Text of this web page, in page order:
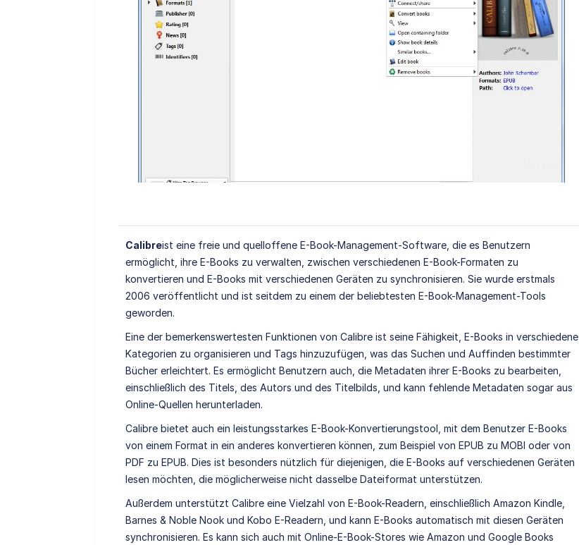
Calibreist eine freie und quelloffene E-Book-Management-Software, die es Benutzern
ermöglicht, ihre E-Books zu verwalten, zwischen verschiedenen E-Book-Formaten zu
konvertieren und E-Books mit verschiedenen Geräten zu synchronisieren. Sie wurde erstmals
2006 veröffentlicht und ist seitdem zu einem der beliebtesten E-Book-Management-Tools
geworden.
Eine der bemerkenswertesten Funktionen von Calibre ist seine Fähigkeit, E-Books in verschiedene
Kategorien zu organisieren und Tags hinzuzufügen, was das Suchen und Auffinden bestimmter
Bücher erleichtert. Es ermöglicht Benutzern auch, die Metadaten ihrer E-Books zu bearbeiten,
einschließlich des Titels, des Autors und des Titelbilds, und kann fehlende Metadaten sogar aus
Online-Quellen herunterladen.
Calibre bietet auch ein leistungsstarkes E-Book-Konvertierungstool, mit dem Benutzer E-Books
von einem Format in ein anderes konvertieren können, zum Beispiel von EPUB zu MOBI oder von
PDF zu EPUB. Dies ist besonders nützlich für diejenigen, die E-Books auf verschiedenen Geräten
lesen möchten, die möglicherweise nicht dasselbe Dateiformat unterstützen.
Außerdem unterstützt Calibre eine Vielzahl von E-Book-Readern, einschließlich Amazon Kindle,
Barnes & Noble Nook und Kobo E-Readern, und kann E-Books automatisch mit diesen Geräten
synchronisieren. Es kann sich auch mit Online-E-Book-Stores wie Amazon und Google Books